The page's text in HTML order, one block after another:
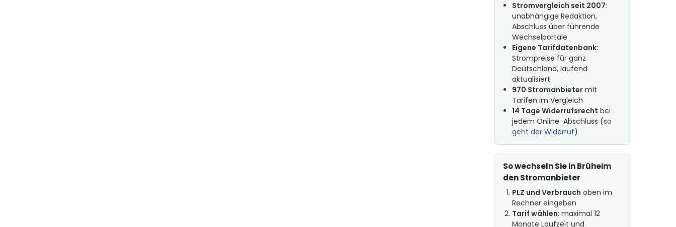
Stromvergleich seit 2007:
unabhängige Redaktion,
Abschluss über führende
Wechselportale
Eigene Tarifdatenbank:
Strompreise für ganz
Deutschland, laufend
aktualisiert
970 Stromanbietermit
Tarifen im Vergleich
14 Tage Widerrufsrecht bei
jedem Online-Abschluss (so
geht der Widerruf)
So wechseln Sie in Brüheim
den Stromanbieter
PLZ und Verbrauch oben im
Rechner eingeben
Tarif wählen: maximal 12
Monate Laufzeit und